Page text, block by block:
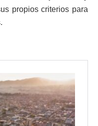
propios criterios para